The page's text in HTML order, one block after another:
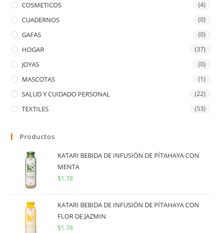
COSMETICOS (4)
CUADERNOS (0)
GAFAS (0)
HOGAR (37)
JOYAS (0)
MASCOTAS (1)
SALUD Y CUIDADO PERSONAL (22)
TEXTILES (53)
Productos
KATARI BEBIDA DE INFUSIÓN DE PÍTAHAYA CON
MENTA
$1.78
KATARI BEBIDA DE INFUSIÓN DE PÍTAHAYA CON
FLOR DE JAZMIN
$1.78